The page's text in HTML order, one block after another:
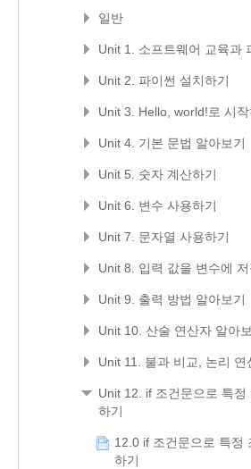
일반
Unit 1. 소프트웨어 교육과
Unit 2. 파이썬 설치하기
Unit 3. Hello, world!로 시작
Unit 4. 기본 문법 알아보기
Unit 5. 숫자 계산하기
Unit 6. 변수 사용하기
Unit 7. 문자열 사용하기
Unit 8. 입력 값을 변수에 저
Unit 9. 출력 방법 알아보기
Unit 10. 산술 연산자 알아
Unit 11. 불과 비교, 논리 연
Unit 12. if 조건문으로 특정
하기
12.0 if 조건문으로 특정
하기